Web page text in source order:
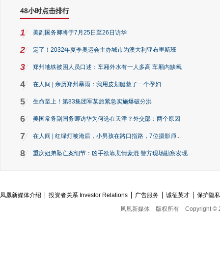
48小时点击排行
1 美副国务卿将于7月25日至26日访华
2 定了！2032年夏季奥运会主办城市为澳大利亚布里斯班
3 郑州地铁被困人员口述：车厢外水有一人多高 车厢内缺氧
4 在人间 | 亲历郑州暴雨：我用皮划艇救了一个孕妇
5 生命至上！第83集团军某旅紧急实施爆破分洪
6 美国常务副国务卿访华为何选在天津？外交部：两个原因
7 在人间 | 红绿灯被淹后，小男孩在路口指路，7位摄影师...
8 重庆姐弟坠亡案细节：凶手欲靠悲情蒙混 警方现场勘察发现...
凤凰新媒体介绍 投资者关系 Investor Relations 广告服务 诚征英才
保护隐
凤凰新媒体
版权所有 Copyright ©